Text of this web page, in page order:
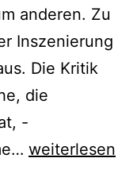
anderen. Zu
Inszenierung
Die Kritik
die
-
Orlando
weiterlesen